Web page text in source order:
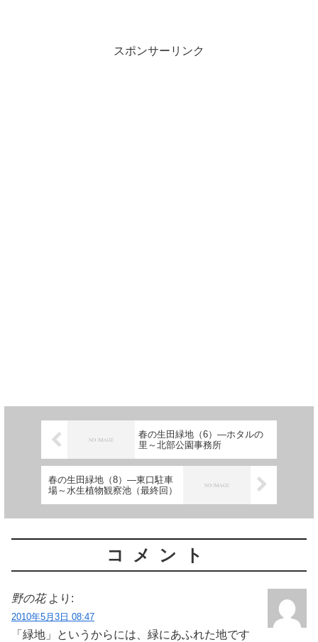
スポンサーリンク
春の生田緑地（6）―ホタルの
里～北部公園事務所
春の生田緑地（8）―東口駐車
場～水生植物観察池（最終回）
コメント
野の花 より:
2010年5月3日 08:47
「緑地」というからには、緑にあふれた地です